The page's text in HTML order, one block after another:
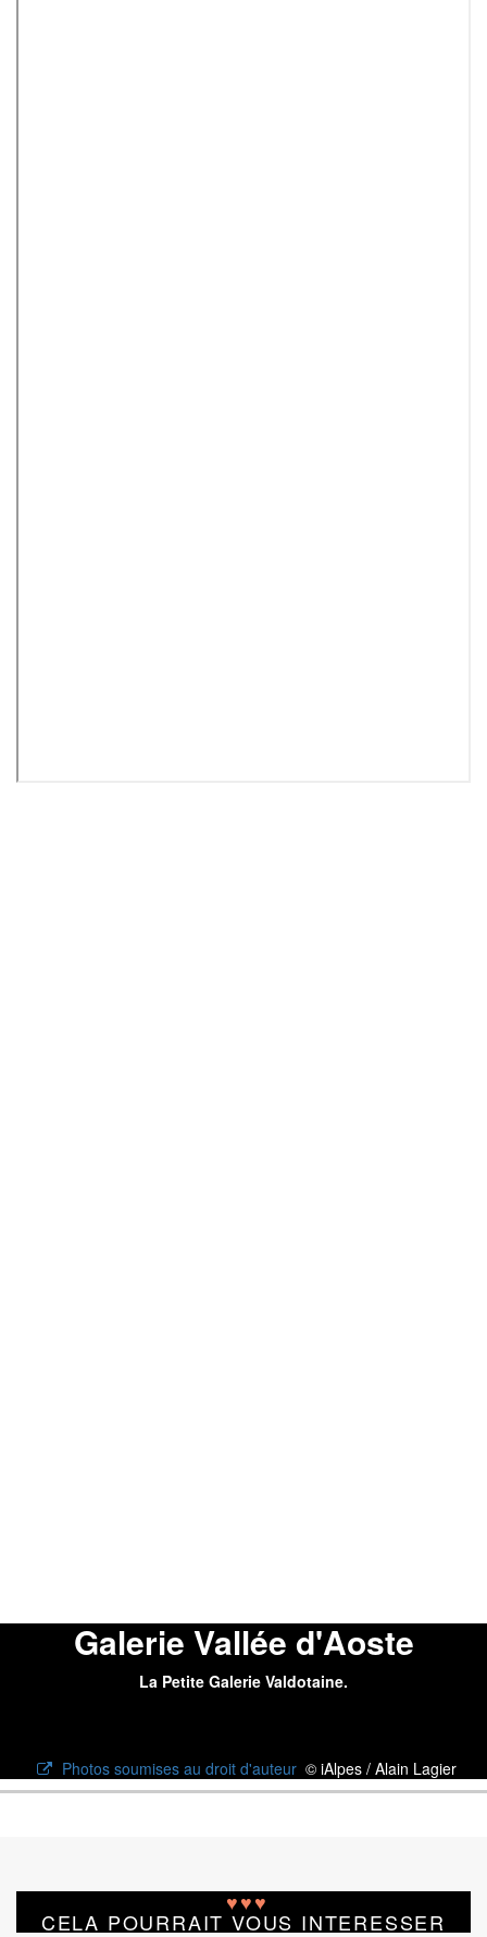
Galerie Vallée d'Aoste
La Petite Galerie Valdotaine.
Photos soumises au droit d'auteur© iAlpes / Alain Lagier
♥♥♥
CELA POURRAIT VOUS INTERESSER